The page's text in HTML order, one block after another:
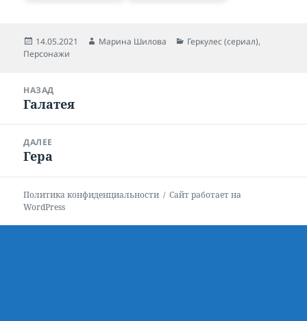
Опубликовано
14.05.2021 Автор
Марина Шилова Рубрики
Геркулес (сериал),
Персонажи
записям
НАЗАД
Предыдущая
Галатея
ДАЛЕЕ
Следующая
Гера
Политика конфиденциальности
Сайт работает на
WordPress